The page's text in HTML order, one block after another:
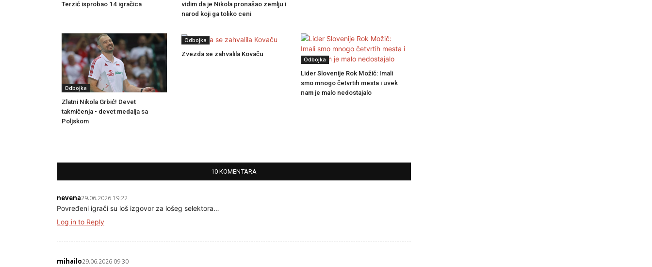
Terzić isprobao 14 igračica
vidim da je Nikola pronašao zemlju i
narod koji ga toliko ceni
Odbojka
Zlatni Nikola Grbić! Devet
takmičenja - devet medalja sa
Poljskom
Odbojka
Zvezda se zahvalila Kovaču
Odbojka
Lider Slovenije Rok Možič: Imali
smo mnogo četvrtih mesta i uvek
nam je malo nedostajalo
10 KOMENTARA
nevena29.06.2026 19:22
Povređeni igrači su loš izgovor za lošeg selektora…
Log in to Reply
mihailo29.06.2026 09:30